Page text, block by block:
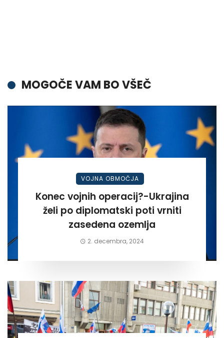
MOGOČE VAM BO VŠEČ
VOJNA OBMOČJA
Konec vojnih operacij?-Ukrajina
želi po diplomatski poti vrniti
zasedena ozemlja
2. decembra, 2024